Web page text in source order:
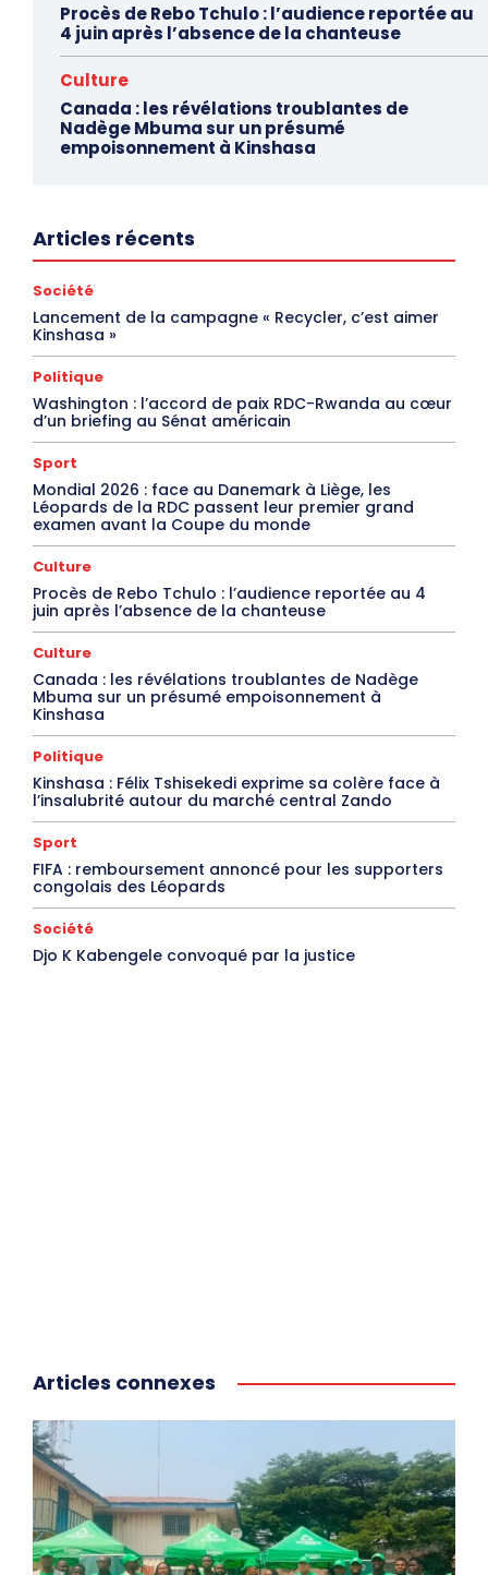
Procès de Rebo Tchulo : l’audience reportée au
4 juin après l’absence de la chanteuse
Culture
Canada : les révélations troublantes de
Nadège Mbuma sur un présumé
empoisonnement à Kinshasa
Articles récents
Société
Lancement de la campagne « Recycler, c’est aimer
Kinshasa »
Politique
Washington : l’accord de paix RDC-Rwanda au cœur
d’un briefing au Sénat américain
Sport
Mondial 2026 : face au Danemark à Liège, les
Léopards de la RDC passent leur premier grand
examen avant la Coupe du monde
Culture
Procès de Rebo Tchulo : l’audience reportée au 4
juin après l’absence de la chanteuse
Culture
Canada : les révélations troublantes de Nadège
Mbuma sur un présumé empoisonnement à
Kinshasa
Politique
Kinshasa : Félix Tshisekedi exprime sa colère face à
l’insalubrité autour du marché central Zando
Sport
FIFA : remboursement annoncé pour les supporters
congolais des Léopards
Société
Djo K Kabengele convoqué par la justice
Articles connexes